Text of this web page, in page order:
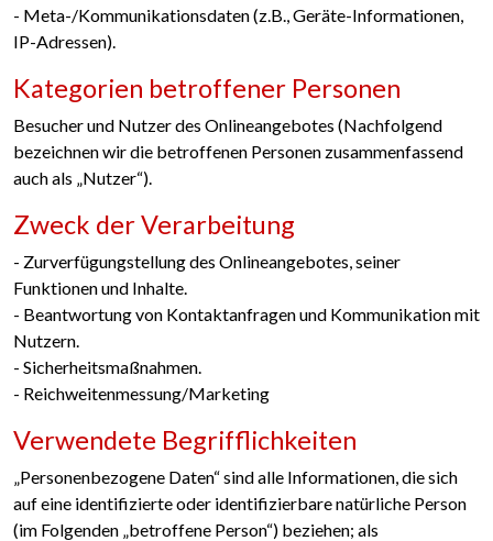
- Meta-/Kommunikationsdaten (z.B., Geräte-Informationen,
IP-Adressen).
Kategorien betroffener Personen
Besucher und Nutzer des Onlineangebotes (Nachfolgend
bezeichnen wir die betroffenen Personen zusammenfassend
auch als „Nutzer“).
Zweck der Verarbeitung
- Zurverfügungstellung des Onlineangebotes, seiner
Funktionen und Inhalte.
- Beantwortung von Kontaktanfragen und Kommunikation mit
Nutzern.
- Sicherheitsmaßnahmen.
- Reichweitenmessung/Marketing
Verwendete Begrifflichkeiten
„Personenbezogene Daten“ sind alle Informationen, die sich
auf eine identifizierte oder identifizierbare natürliche Person
(im Folgenden „betroffene Person“) beziehen; als